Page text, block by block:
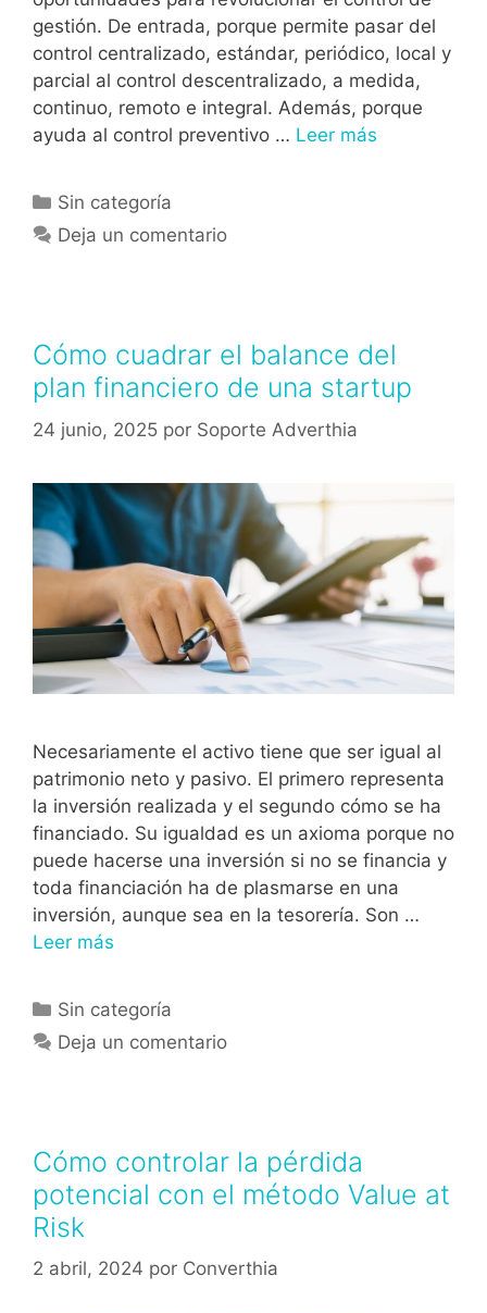
gestión. De entrada, porque permite pasar del
control centralizado, estándar, periódico, local y
parcial al control descentralizado, a medida,
continuo, remoto e integral. Además, porque
ayuda al control preventivo … Leer más
Sin categoría
Deja un comentario
Cómo cuadrar el balance del
plan financiero de una startup
24 junio, 2025 por Soporte Adverthia
Necesariamente el activo tiene que ser igual al
patrimonio neto y pasivo. El primero representa
la inversión realizada y el segundo cómo se ha
financiado. Su igualdad es un axioma porque no
puede hacerse una inversión si no se financia y
toda financiación ha de plasmarse en una
inversión, aunque sea en la tesorería. Son …
Leer más
Sin categoría
Deja un comentario
Cómo controlar la pérdida
potencial con el método Value at
Risk
2 abril, 2024 por Converthia